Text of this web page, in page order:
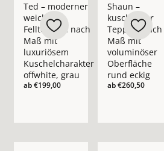
Ted – moderner
weicher
Fellteppich nach
Maß mit
luxuriösem
Kuschelcharakter
offwhite, grau
ab€199,00
Shaun –
kuscheliger
Teppich nach
Maß mit
voluminöser
Oberfläche
rund eckig
ab€260,50